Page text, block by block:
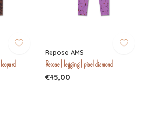
Repose AMS
Repose | legging | pixel diamond
€45,00